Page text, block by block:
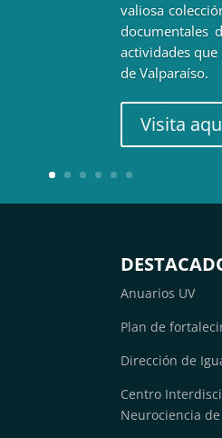
valiosa
documentales
actividades
de Valparaíso.
Visita
Anuarios UV
Plan de
Dirección de
Centro
Neurociencia